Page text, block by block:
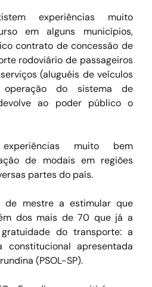
experiências muito
em alguns municípios,
contrato de concessão de
rodoviário de passageiros
(aluguéis de veículos
do sistema de
ao poder público o
muito bem
de modais em regiões
partes do país.
de mestre a estimular que
dos mais de 70 que já a
do transporte: a
constitucional apresentada
(PSOL-SP).